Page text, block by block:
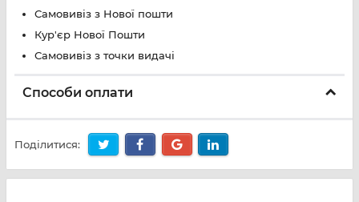
Самовивіз з Нової пошти
Кур'єр Нової Пошти
Самовивіз з точки видачі
Способи оплати
Поділитися: